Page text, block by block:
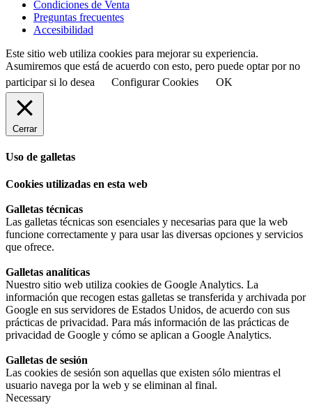
Condiciones de Venta
Preguntas frecuentes
Accesibilidad
Este sitio web utiliza cookies para mejorar su experiencia.
Asumiremos que está de acuerdo con esto, pero puede optar por no
participar si lo desea
Configurar Cookies OK
Cerrar
Uso de galletas
Cookies utilizadas en esta web
Galletas técnicas
Las galletas técnicas son esenciales y necesarias para que la web
funcione correctamente y para usar las diversas opciones y servicios
que ofrece.
Galletas analíticas
Nuestro sitio web utiliza cookies de Google Analytics. La
información que recogen estas galletas se transferida y archivada por
Google en sus servidores de Estados Unidos, de acuerdo con sus
prácticas de privacidad. Para más información de las prácticas de
privacidad de Google y cómo se aplican a Google Analytics.
Galletas de sesión
Las cookies de sesión son aquellas que existen sólo mientras el
usuario navega por la web y se eliminan al final.
Necessary